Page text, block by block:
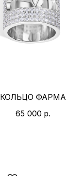
КОЛЬЦО ФАРМА
65 000 р.